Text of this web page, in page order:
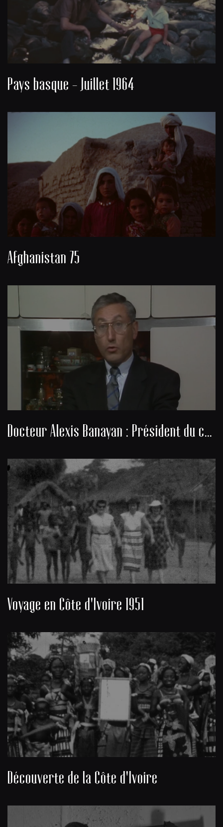
Pays basque - Juillet 1964
Afghanistan 75
Docteur Alexis Banayan : Président du consistoire de la communauté juive de Bordeaux
Voyage en Côte d'Ivoire 1951
Découverte de la Côte d'Ivoire